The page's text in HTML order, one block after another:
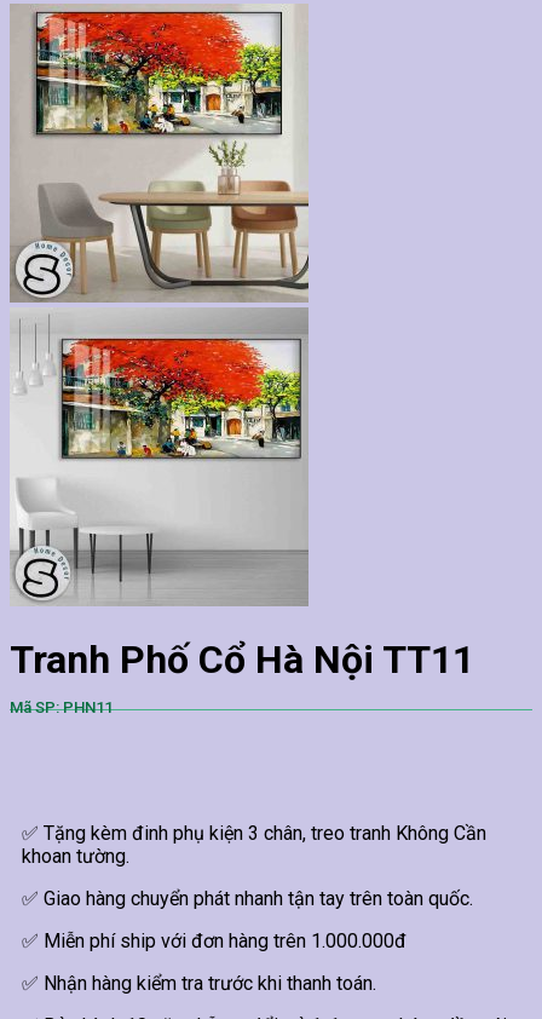
Tranh Phố Cổ Hà Nội TT11
Mã SP: PHN11
✅ Tặng kèm đinh phụ kiện 3 chân, treo tranh Không Cần
khoan tường.
✅ Giao hàng chuyển phát nhanh tận tay trên toàn quốc.
✅ Miễn phí ship với đơn hàng trên 1.000.000đ
✅ Nhận hàng kiểm tra trước khi thanh toán.